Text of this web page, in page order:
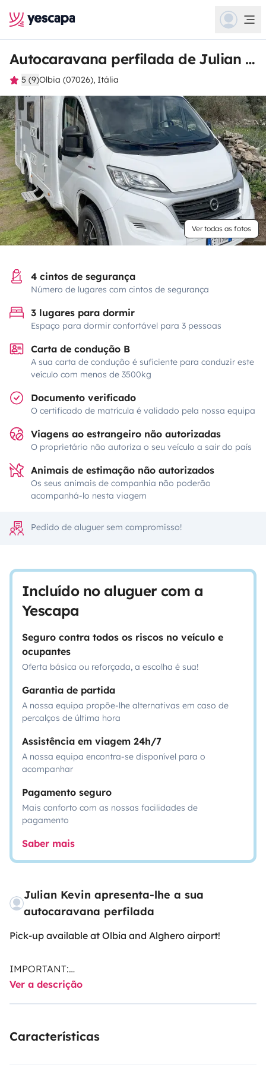
Autocaravana perfilada de Julian Kevin
5 (9)Olbia (07026), Itália
Ver todas as fotos
4 cintos de segurança
Número de lugares com cintos de segurança
3 lugares para dormir
Espaço para dormir confortável para 3 pessoas
Carta de condução B
A sua carta de condução é suficiente para conduzir este
veículo com menos de 3500kg
Documento verificado
O certificado de matrícula é validado pela nossa equipa
Viagens ao estrangeiro não autorizadas
O proprietário não autoriza o seu veículo a sair do país
Animais de estimação não autorizados
Os seus animais de companhia não poderão
acompanhá-lo nesta viagem
Pedido de aluguer sem compromisso!
Incluído no aluguer com a
Yescapa
Seguro contra todos os riscos no veículo e
ocupantes
Oferta básica ou reforçada, a escolha é sua!
Garantia de partida
A nossa equipa propõe-lhe alternativas em caso de
percalços de última hora
Assistência em viagem 24h/7
A nossa equipa encontra-se disponível para o
acompanhar
Pagamento seguro
Mais conforto com as nossas facilidades de
pagamento
Saber mais
Julian Kevin apresenta-lhe a sua
autocaravana perfilada
Pick-up available at Olbia and Alghero airport!
IMPORTANT:
Afixed service fee of 150 euros
paid in cash upon vehicle handover.
airport transfer (Olbia or Alghero), one gas bottle, and
Ver a descrição
Características